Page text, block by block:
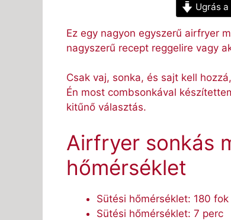
Ugrás
Ez egy nagyon egyszerű airfryer
nagyszerű recept reggelire vagy
Csak vaj, sonka, és sajt kell
Én most combsonkával
kitűnő választás.
Airfryer sonkás
hőmérséklet
Sütési hőmérséklet: 180 fok
Sütési hőmérséklet: 7 perc